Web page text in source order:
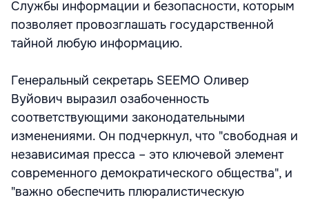
Службы информации и безопасности, которым
позволяет провозглашать государственной
тайной любую информацию.
Генеральный секретарь SEEMO Оливер
Вуйович выразил озабоченность
соответствующими законодательными
изменениями. Он подчеркнул, что "свободная и
независимая пресса – это ключевой элемент
современного демократического общества", и
"важно обеспечить плюралистическую